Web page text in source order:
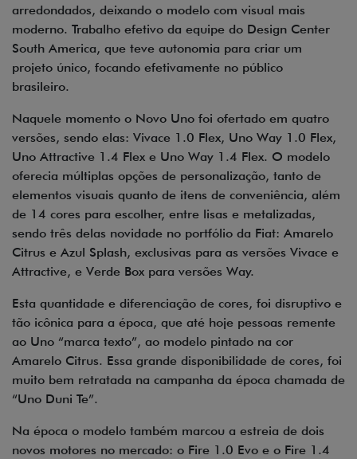
arredondados, deixando o modelo com visual mais
moderno. Trabalho efetivo da equipe do Design Center
South America, que teve autonomia para criar um
projeto único, focando efetivamente no público
brasileiro.
Naquele momento o Novo Uno foi ofertado em quatro
versões, sendo elas: Vivace 1.0 Flex, Uno Way 1.0 Flex,
Uno Attractive 1.4 Flex e Uno Way 1.4 Flex. O modelo
oferecia múltiplas opções de personalização, tanto de
elementos visuais quanto de itens de conveniência, além
de 14 cores para escolher, entre lisas e metalizadas,
sendo três delas novidade no portfólio da Fiat: Amarelo
Citrus e Azul Splash, exclusivas para as versões Vivace e
Attractive, e Verde Box para versões Way.
Esta quantidade e diferenciação de cores, foi disruptivo e
tão icônica para a época, que até hoje pessoas remente
ao Uno “marca texto”, ao modelo pintado na cor
Amarelo Citrus. Essa grande disponibilidade de cores, foi
muito bem retratada na campanha da época chamada de
“Uno Duni Te”.
Na época o modelo também marcou a estreia de dois
novos motores no mercado: o Fire 1.0 Evo e o Fire 1.4